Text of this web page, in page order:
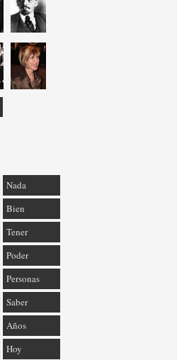
Nada
Bien
Tener
Poder
Personas
Saber
Años
Hoy